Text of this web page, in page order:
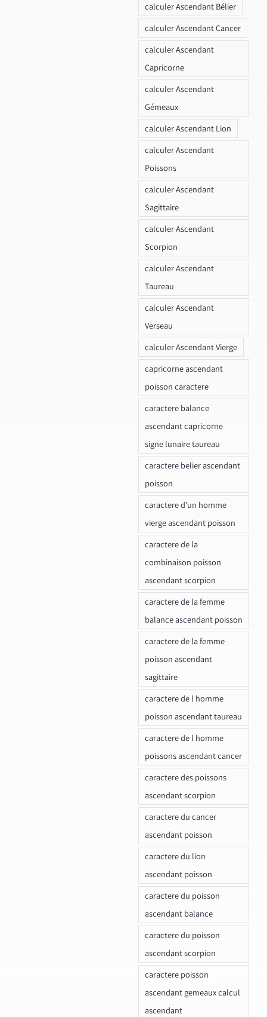
calculer Ascendant Bélier
calculer Ascendant Cancer
calculer Ascendant
Capricorne
calculer Ascendant
Gémeaux
calculer Ascendant Lion
calculer Ascendant
Poissons
calculer Ascendant
Sagittaire
calculer Ascendant
Scorpion
calculer Ascendant
Taureau
calculer Ascendant
Verseau
calculer Ascendant Vierge
capricorne ascendant
poisson caractere
caractere balance
ascendant capricorne
signe lunaire taureau
caractere belier ascendant
poisson
caractere d'un homme
vierge ascendant poisson
caractere de la
combinaison poisson
ascendant scorpion
caractere de la femme
balance ascendant poisson
caractere de la femme
poisson ascendant
sagittaire
caractere de l homme
poisson ascendant taureau
caractere de l homme
poissons ascendant cancer
caractere des poissons
ascendant scorpion
caractere du cancer
ascendant poisson
caractere du lion
ascendant poisson
caractere du poisson
ascendant balance
caractere du poisson
ascendant scorpion
caractere poisson
ascendant gemeaux calcul
ascendant